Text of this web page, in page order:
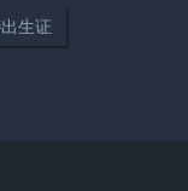
出生证